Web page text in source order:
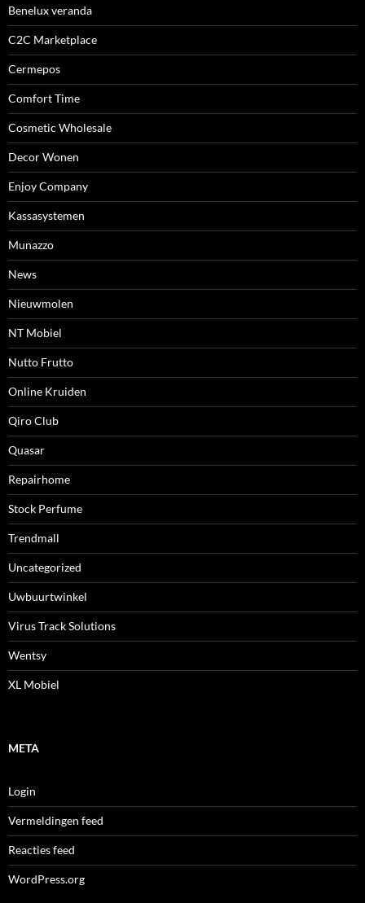
Benelux veranda
C2C Marketplace
Cermepos
Comfort Time
Cosmetic Wholesale
Decor Wonen
Enjoy Company
Kassasystemen
Munazzo
News
Nieuwmolen
NT Mobiel
Nutto Frutto
Online Kruiden
Qiro Club
Quasar
Repairhome
Stock Perfume
Trendmall
Uncategorized
Uwbuurtwinkel
Virus Track Solutions
Wentsy
XL Mobiel
META
Login
Vermeldingen feed
Reacties feed
WordPress.org